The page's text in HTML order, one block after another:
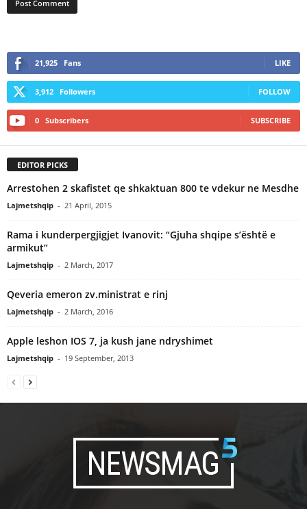
21,925 Fans LIKE
3,912 Followers FOLLOW
0 Subscribers SUBSCRIBE
EDITOR PICKS
Arrestohen 2 skafistet qe shkaktuan 800 te vdekur ne Mesdhe
Lajmetshqip - 21 April, 2015
Rama i kunderpergjigjet Ivanovit: “Gjuha shqipe s’është e
armikut”
Lajmetshqip - 2 March, 2017
Qeveria emeron zv.ministrat e rinj
Lajmetshqip - 2 March, 2016
Apple leshon IOS 7, ja kush jane ndryshimet
Lajmetshqip - 19 September, 2013